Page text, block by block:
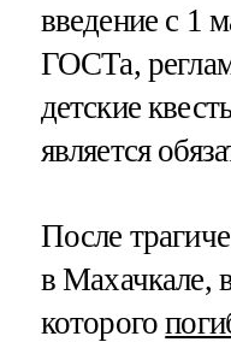
введение с 1
ГОСТа,
детские
является
После
в Махачкале,
которого